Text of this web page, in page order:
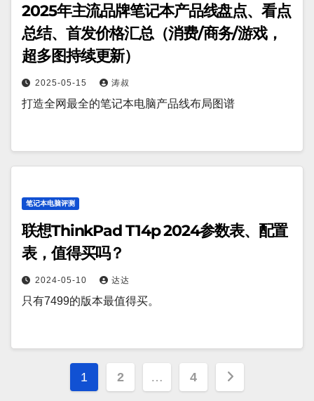
2025年主流品牌笔记本产品线盘点、看点
总结、首发价格汇总（消费/商务/游戏，
超多图持续更新）
2025-05-15 涛叔
打造全网最全的笔记本电脑产品线布局图谱
笔记本电脑评测
联想ThinkPad T14p 2024参数表、配置
表，值得买吗？
2024-05-10 达达
只有7499的版本最值得买。
文
1 2 … 4